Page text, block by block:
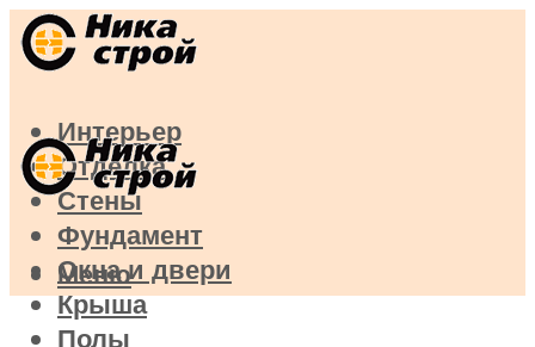
Интерьер
Отделка
Стены
Фундамент
Окна и двери
Крыша
Полы
Меню